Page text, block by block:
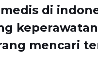
di
keperawatan
mencari